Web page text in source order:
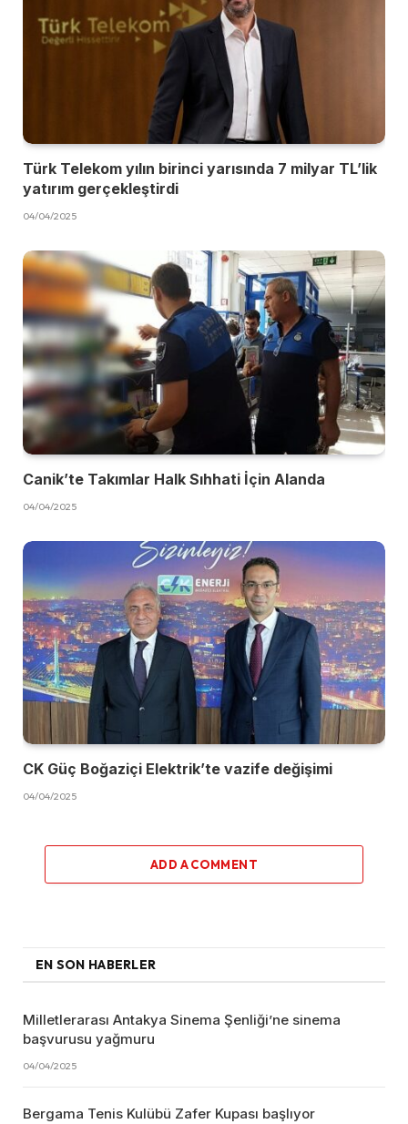
Türk Telekom yılın birinci yarısında 7 milyar TL’lik
yatırım gerçekleştirdi
04/04/2025
Canik’te Takımlar Halk Sıhhati İçin Alanda
04/04/2025
CK Güç Boğaziçi Elektrik’te vazife değişimi
04/04/2025
ADD A COMMENT
EN SON HABERLER
Milletlerarası Antakya Sinema Şenliği’ne sinema
başvurusu yağmuru
04/04/2025
Bergama Tenis Kulübü Zafer Kupası başlıyor